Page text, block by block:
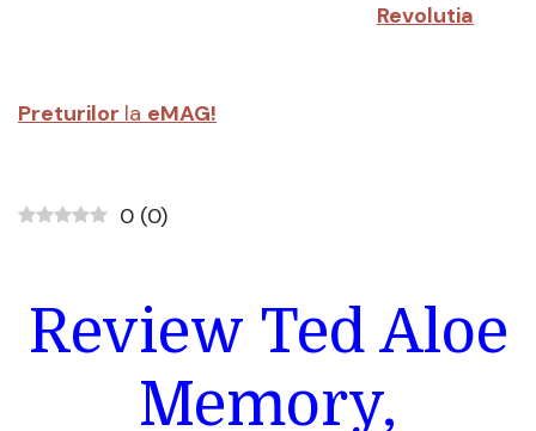
Revolutia
Preturilor la eMAG!
0 (0)
Review Ted Aloe
Memory,